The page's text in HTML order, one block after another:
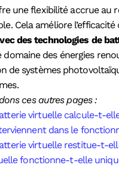
une flexibilité accrue au
Cela améliore
des technologies de
des énergies
de systèmes
ces autres pages :
virtuelle calcule-t-
dans le
virtuelle restitue-t-
fonctionne-t-elle